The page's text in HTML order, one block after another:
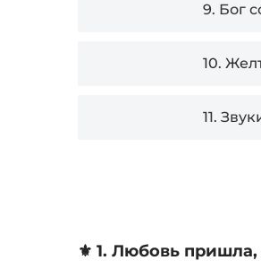
9. Бог
10.
11.
⚜️ 1. Любовь пришла,